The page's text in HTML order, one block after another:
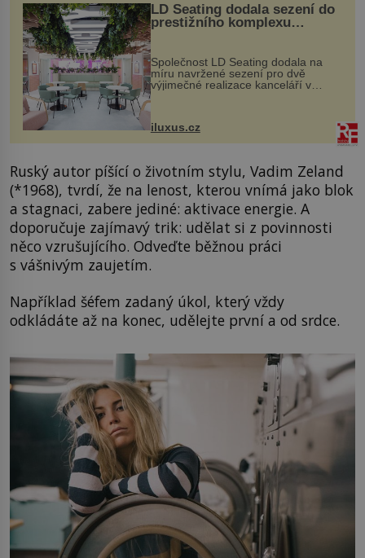
LD Seating dodala sezení do
prestižního komplexu
MediaCityUK v Salfordu
Společnost LD Seating dodala na
míru navržené sezení pro dvě
výjimečné realizace kanceláří v
areálu MediaCityUK v anglickém
budov Media...
iluxus.cz
Ruský autor píšící o životním stylu, Vadim Zeland
(*1968), tvrdí, že na lenost, kterou vnímá jako blok
a stagnaci, zabere jediné: aktivace energie. A
doporučuje zajímavý trik: udělat si z povinnosti
něco vzrušujícího. Odveďte běžnou práci
s vášnivým zaujetím.
Například šéfem zadaný úkol, který vždy
odkládáte až na konec, udělejte první a od srdce.